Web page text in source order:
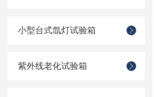
小型台式氙灯试验箱
紫外线老化试验箱